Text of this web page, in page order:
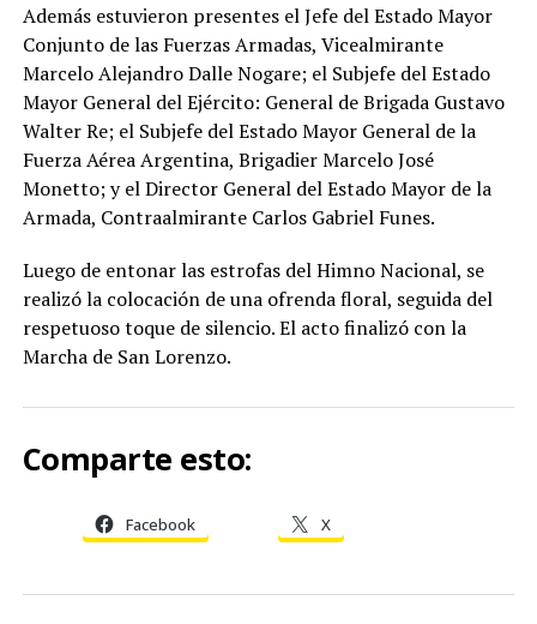
Además estuvieron presentes el Jefe del Estado Mayor
Conjunto de las Fuerzas Armadas, Vicealmirante
Marcelo Alejandro Dalle Nogare; el Subjefe del Estado
Mayor General del Ejército: General de Brigada Gustavo
Walter Re; el Subjefe del Estado Mayor General de la
Fuerza Aérea Argentina, Brigadier Marcelo José
Monetto; y el Director General del Estado Mayor de la
Armada, Contraalmirante Carlos Gabriel Funes.
Luego de entonar las estrofas del Himno Nacional, se
realizó la colocación de una ofrenda floral, seguida del
respetuoso toque de silencio. El acto finalizó con la
Marcha de San Lorenzo.
Comparte esto:
Facebook X